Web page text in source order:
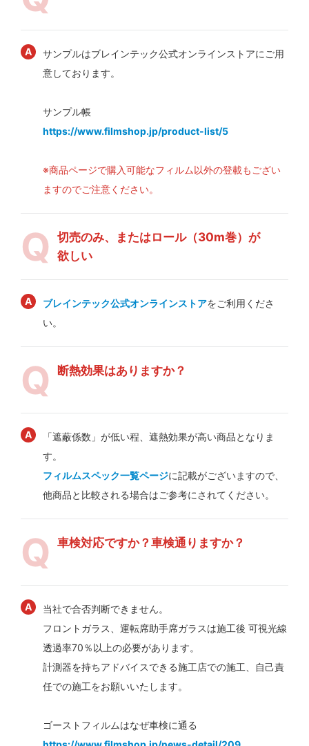
サンプルはブレインテック公式オンラインストアにご用
意しております。
サンプル帳
https://www.filmshop.jp/product-list/5
※商品ページで購入可能なフィルム以外の登載もござい
ますのでご注意ください。
切売のみ、またはロール（30m巻）が
欲しい
ブレインテック公式オンラインストアをご利用くださ
い。
断熱効果はありますか？
「遮蔽係数」が低い程、遮熱効果が高い商品となりま
す。
フィルムスペック一覧ページに記載がございますので、
他商品と比較される場合はご参考にされてください。
車検対応ですか？車検通りますか？
当社で合否判断できません。
フロントガラス、運転席助手席ガラスは施工後 可視光線
透過率70％以上の必要があります。
計測器を持ちアドバイスできる施工店での施工、自己責
任での施工をお願いいたします。
ゴーストフィルムはなぜ車検に通る